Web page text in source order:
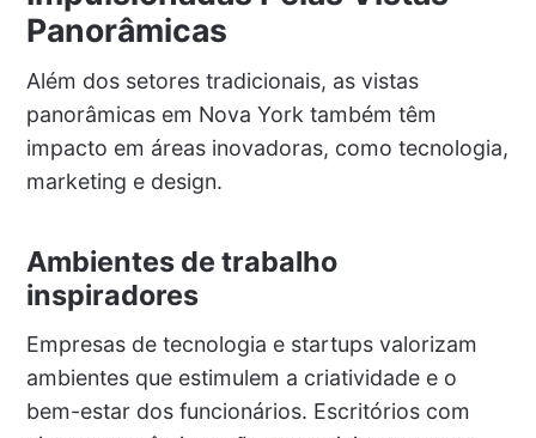
Panorâmicas
Além dos setores tradicionais, as vistas
panorâmicas em Nova York também têm
impacto em áreas inovadoras, como tecnologia,
marketing e design.
Ambientes de trabalho
inspiradores
Empresas de tecnologia e startups valorizam
ambientes que estimulem a criatividade e o
bem-estar dos funcionários. Escritórios com